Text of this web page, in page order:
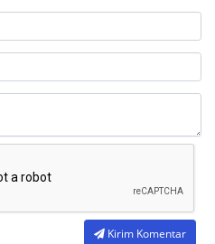
Kirim Komentar